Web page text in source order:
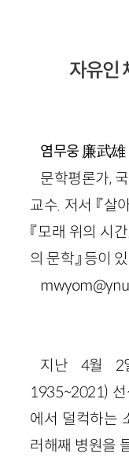
자유인
염무웅 廉武雄
문학평론가,
교수. 저서 『살
『모래 위의 시
의 문학』 등이
지난 4월
1935~2021)
에서 덜컥하는
러해째 병원을